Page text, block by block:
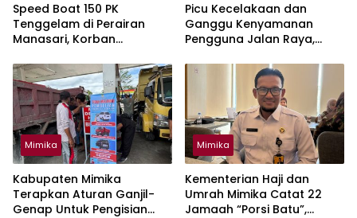
Speed Boat 150 PK
Tenggelam di Perairan
Manasari, Korban
Picu Kecelakaan dan
Ganggu Kenyamanan
Pengguna Jalan Raya,
Tutup Muatan Pakai Terpal
Mimika
Kabupaten Mimika
Terapkan Aturan Ganjil-
Genap Untuk Pengisian
Mimika
Kementerian Haji dan
Umrah Mimika Catat 22
Jamaah “Porsi Batu”,